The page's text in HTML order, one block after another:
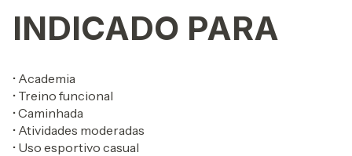
INDICADO PARA
• Academia
• Treino funcional
• Caminhada
• Atividades moderadas
• Uso esportivo casual